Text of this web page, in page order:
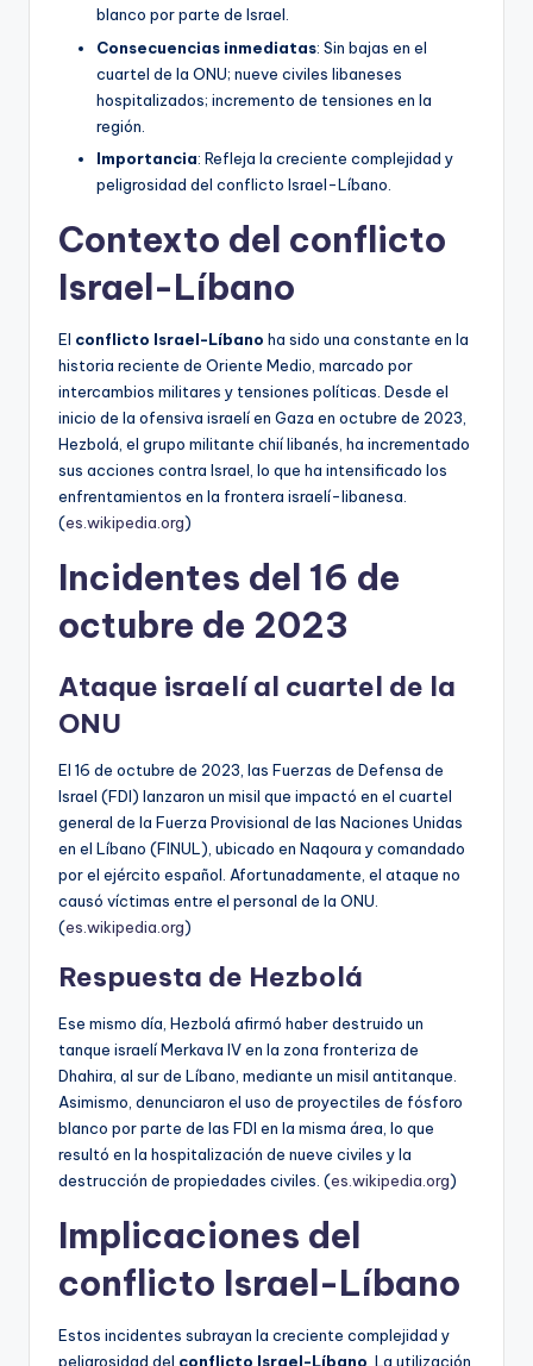
blanco por parte de Israel.
Consecuencias inmediatas: Sin bajas en el
cuartel de la ONU; nueve civiles libaneses
hospitalizados; incremento de tensiones en la
región.
Importancia: Refleja la creciente complejidad y
peligrosidad del conflicto Israel-Líbano.
Contexto del conflicto
Israel-Líbano
El conflicto Israel-Líbano ha sido una constante en la
historia reciente de Oriente Medio, marcado por
intercambios militares y tensiones políticas. Desde el
inicio de la ofensiva israelí en Gaza en octubre de 2023,
Hezbolá, el grupo militante chií libanés, ha incrementado
sus acciones contra Israel, lo que ha intensificado los
enfrentamientos en la frontera israelí-libanesa.
(es.wikipedia.org)
Incidentes del 16 de
octubre de 2023
Ataque israelí al cuartel de la
ONU
El 16 de octubre de 2023, las Fuerzas de Defensa de
Israel (FDI) lanzaron un misil que impactó en el cuartel
general de la Fuerza Provisional de las Naciones Unidas
en el Líbano (FINUL), ubicado en Naqoura y comandado
por el ejército español. Afortunadamente, el ataque no
causó víctimas entre el personal de la ONU.
(es.wikipedia.org)
Respuesta de Hezbolá
Ese mismo día, Hezbolá afirmó haber destruido un
tanque israelí Merkava IV en la zona fronteriza de
Dhahira, al sur de Líbano, mediante un misil antitanque.
Asimismo, denunciaron el uso de proyectiles de fósforo
blanco por parte de las FDI en la misma área, lo que
resultó en la hospitalización de nueve civiles y la
destrucción de propiedades civiles. (es.wikipedia.org)
Implicaciones del
conflicto Israel-Líbano
Estos incidentes subrayan la creciente complejidad y
peligrosidad del conflicto Israel-Líbano . La utilización